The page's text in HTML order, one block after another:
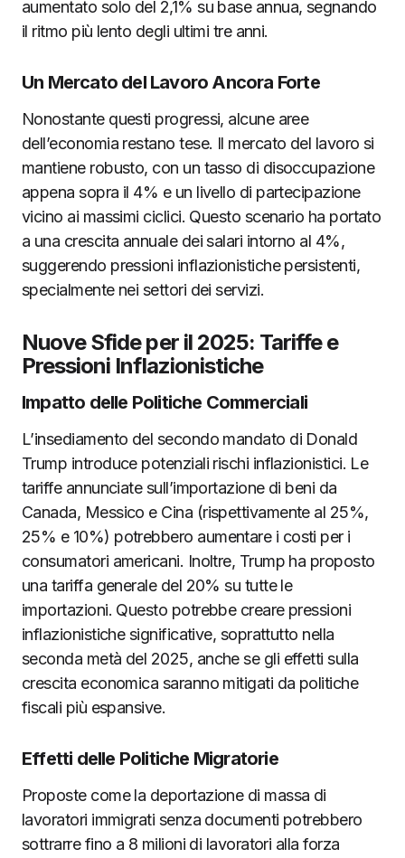
aumentato solo del 2,1% su base annua, segnando
il ritmo più lento degli ultimi tre anni.
Un Mercato del Lavoro Ancora Forte
Nonostante questi progressi, alcune aree
dell’economia restano tese. Il mercato del lavoro si
mantiene robusto, con un tasso di disoccupazione
appena sopra il 4% e un livello di partecipazione
vicino ai massimi ciclici. Questo scenario ha portato
a una crescita annuale dei salari intorno al 4%,
suggerendo pressioni inflazionistiche persistenti,
specialmente nei settori dei servizi.
Nuove Sfide per il 2025: Tariffe e
Pressioni Inflazionistiche
Impatto delle Politiche Commerciali
L’insediamento del secondo mandato di Donald
Trump introduce potenziali rischi inflazionistici. Le
tariffe annunciate sull’importazione di beni da
Canada, Messico e Cina (rispettivamente al 25%,
25% e 10%) potrebbero aumentare i costi per i
consumatori americani. Inoltre, Trump ha proposto
una tariffa generale del 20% su tutte le
importazioni. Questo potrebbe creare pressioni
inflazionistiche significative, soprattutto nella
seconda metà del 2025, anche se gli effetti sulla
crescita economica saranno mitigati da politiche
fiscali più espansive.
Effetti delle Politiche Migratorie
Proposte come la deportazione di massa di
lavoratori immigrati senza documenti potrebbero
sottrarre fino a 8 milioni di lavoratori alla forza